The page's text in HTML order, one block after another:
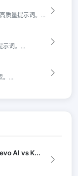
质量提示词。...
示词。...
。...
AI vs K...